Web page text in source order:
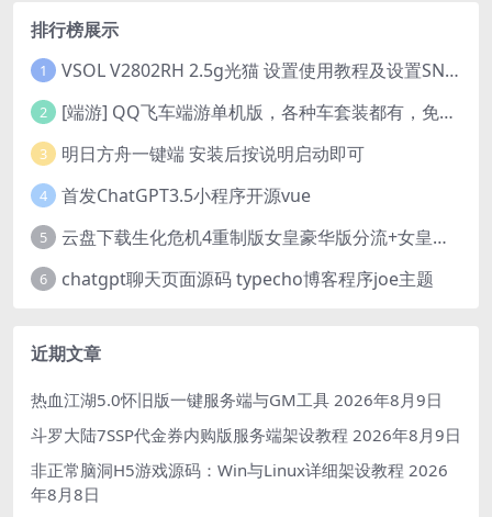
排行榜展示
1 VSOL V2802RH 2.5g光猫 设置使用教程及设置SN教程-附带稳定固件使用手册等
2 [端游] QQ飞车端游单机版，各种车套装都有，免虚拟机
3 明日方舟一键端 安装后按说明启动即可
4 首发ChatGPT3.5小程序开源vue
5 云盘下载生化危机4重制版女皇豪华版分流+女皇学习补丁+修改器 解压即玩【阿里云盘】
6 chatgpt聊天页面源码 typecho博客程序joe主题
近期文章
热血江湖5.0怀旧版一键服务端与GM工具 2026年8月9日
斗罗大陆7SSP代金券内购版服务端架设教程 2026年8月9日
非正常脑洞H5游戏源码：Win与Linux详细架设教程 2026
年8月8日